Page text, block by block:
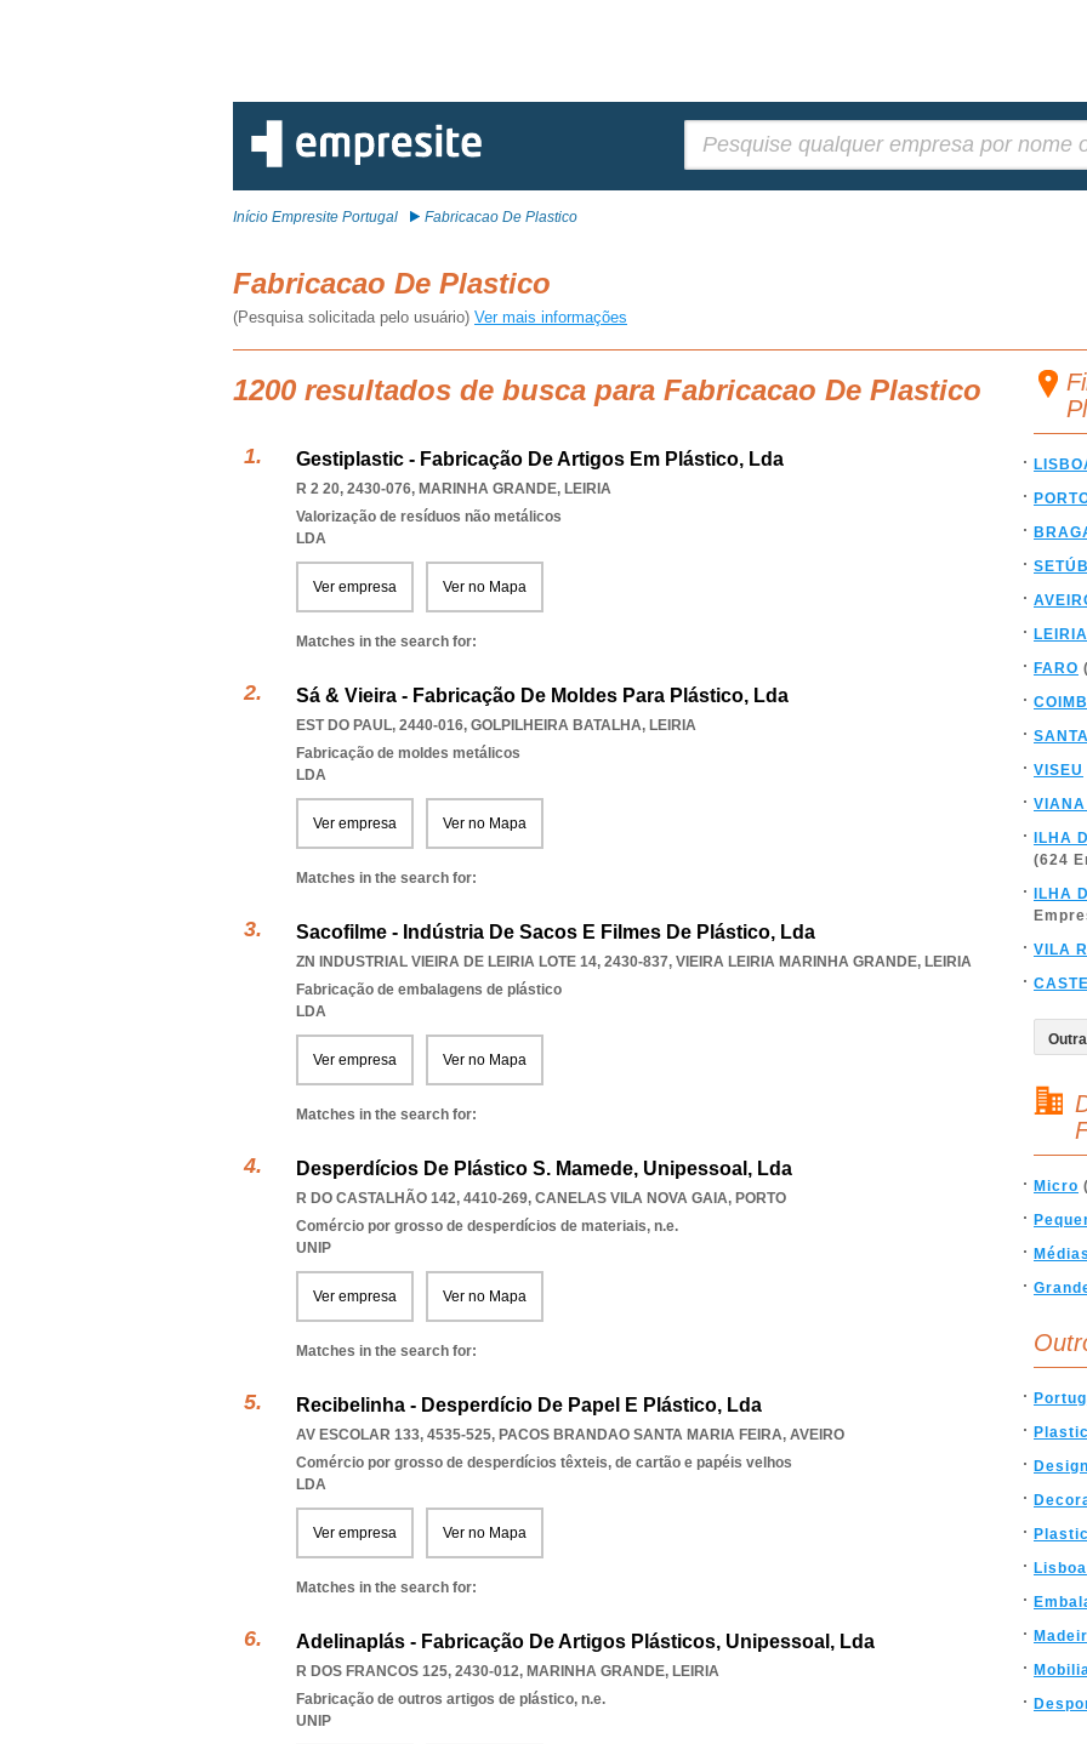
Início Empresite Portugal Fabricacao De Plastico
Fabricacao De Plastico
(Pesquisa solicitada pelo usuário) Ver mais informações
1200 resultados de busca para Fabricacao De Plastico
Gestiplastic - Fabricação De Artigos Em Plástico, Lda
R 2 20, 2430-076, MARINHA GRANDE, LEIRIA
Valorização de resíduos não metálicos
LDA
Ver empresa Ver no Mapa
Matches in the search for:
Sá & Vieira - Fabricação De Moldes Para Plástico, Lda
EST DO PAUL, 2440-016, GOLPILHEIRA BATALHA, LEIRIA
Fabricação de moldes metálicos
LDA
Ver empresa Ver no Mapa
Matches in the search for:
Sacofilme - Indústria De Sacos E Filmes De Plástico, Lda
ZN INDUSTRIAL VIEIRA DE LEIRIA LOTE 14, 2430-837, VIEIRA LEIRIA MARINHA GRANDE, LEIRIA
Fabricação de embalagens de plástico
LDA
Ver empresa Ver no Mapa
Matches in the search for:
Desperdícios De Plástico S. Mamede, Unipessoal, Lda
R DO CASTALHÃO 142, 4410-269, CANELAS VILA NOVA GAIA, PORTO
Comércio por grosso de desperdícios de materiais, n.e.
UNIP
Ver empresa Ver no Mapa
Matches in the search for:
Recibelinha - Desperdício De Papel E Plástico, Lda
AV ESCOLAR 133, 4535-525, PACOS BRANDAO SANTA MARIA FEIRA, AVEIRO
Comércio por grosso de desperdícios têxteis, de cartão e papéis velhos
LDA
Ver empresa Ver no Mapa
Matches in the search for:
Adelinaplás - Fabricação De Artigos Plásticos, Unipessoal, Lda
R DOS FRANCOS 125, 2430-012, MARINHA GRANDE, LEIRIA
Fabricação de outros artigos de plástico, n.e.
UNIP
LEIRIA
FARO
VISEU
ILHA
(624
ILHA
VILA
Micro
Médias
Design
Lisboa